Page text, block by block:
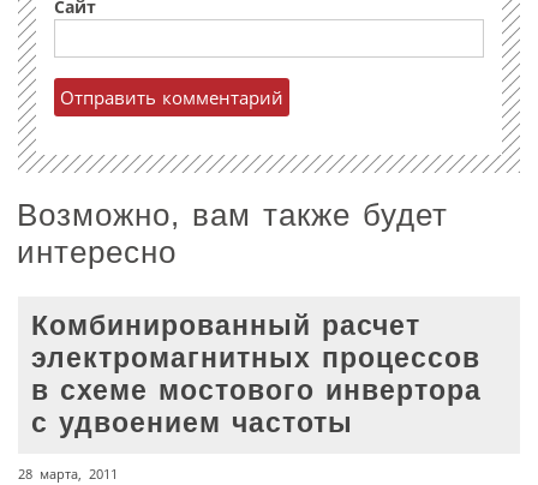
Сайт
Возможно, вам также будет
интересно
Комбинированный расчет
электромагнитных процессов
в схеме мостового инвертора
с удвоением частоты
28 марта, 2011